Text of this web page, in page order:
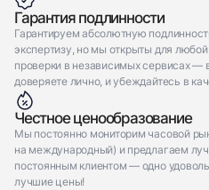
Гарантия подлинности
Гарантируем абсолютную
экспертизу, но мы открыты для
проверки в независимых сервисах —
доверяете лично, и убеждайтесь в
Честное ценообразование
Мы постоянно мониторим часовой
на международный) и предлагаем
постоянным клиентом — одно
лучшие цены!
Оставьте ваши контактные
с вами
Graff
Threads Diamond
НовыеКоробка +
$9,000
Graff
Threads Diamond
Новые Коробка +
$9,000